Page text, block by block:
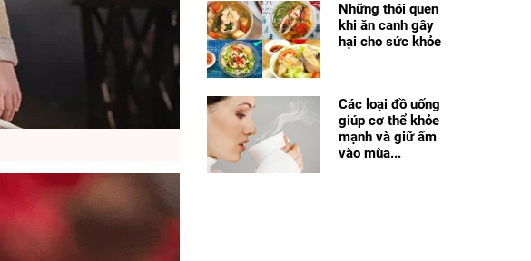
Những thói quen
khi ăn canh gây
hại cho sức khỏe
Các loại đồ uống
giúp cơ thể khỏe
mạnh và giữ ấm
vào mùa...